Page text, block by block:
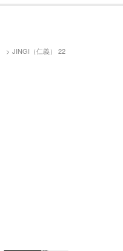
JINGI（仁義） 22